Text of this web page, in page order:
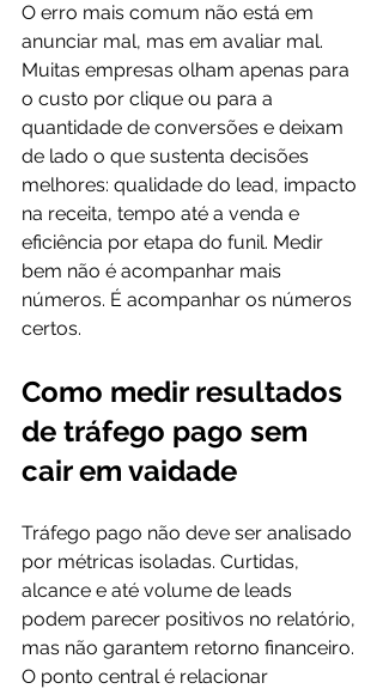
O erro mais comum não está em
anunciar mal, mas em avaliar mal.
Muitas empresas olham apenas para
o custo por clique ou para a
quantidade de conversões e deixam
de lado o que sustenta decisões
melhores: qualidade do lead, impacto
na receita, tempo até a venda e
eficiência por etapa do funil. Medir
bem não é acompanhar mais
números. É acompanhar os números
certos.
Como medir resultados
de tráfego pago sem
cair em vaidade
Tráfego pago não deve ser analisado
por métricas isoladas. Curtidas,
alcance e até volume de leads
podem parecer positivos no relatório,
mas não garantem retorno financeiro.
O ponto central é relacionar